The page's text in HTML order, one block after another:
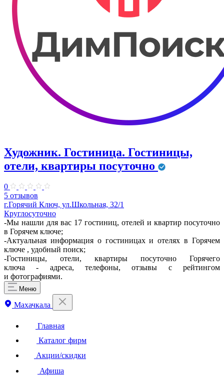
Художник. Гостиница. Гостиницы,
отели, квартиры посуточно
0
5 отзывов
г.Горячий Ключ, ул.Школьная, 32/1
Круглосуточно
-Мы нашли для вас 17 гостиниц, отелей и квартир посуточно
в Горячем ключе;
-Актуальная информация о гостиницах и отелях в Горячем
ключе , удобный поиск;
-Гостиницы, отели, квартиры посуточно Горячего
ключа - адреса, телефоны, отзывы с рейтингом
и фотографиями.
Меню
Махачкала
Главная
Каталог фирм
Акции/скидки
Афиша